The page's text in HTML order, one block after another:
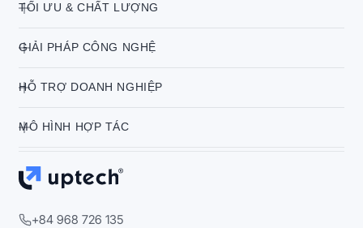
TỐI ƯU & CHẤT LƯỢNG
GIẢI PHÁP CÔNG NGHỆ
HỖ TRỢ DOANH NGHIỆP
MÔ HÌNH HỢP TÁC
+84 968 726 135